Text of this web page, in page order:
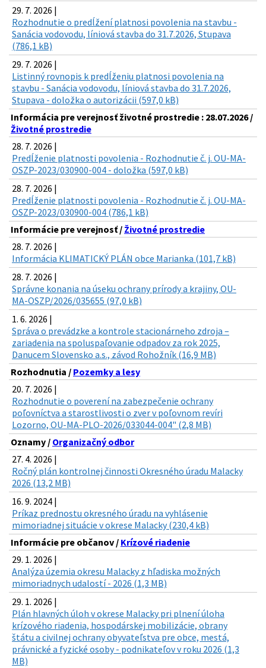
29. 7. 2026 |
Rozhodnutie o predĺžení platnosi povolenia na stavbu -
Sanácia vodovodu, líniová stavba do 31.7.2026, Stupava
(786,1 kB)
29. 7. 2026 |
Listinný rovnopis k predĺženiu platnosi povolenia na
stavbu - Sanácia vodovodu, líniová stavba do 31.7.2026,
Stupava - doložka o autorizácii (597,0 kB)
Informácia pre verejnosť životné prostredie : 28.07.2026 /
Životné prostredie
28. 7. 2026 |
Predĺženie platnosti povolenia - Rozhodnutie č. j. OU-MA-
OSZP-2023/030900-004 - doložka (597,0 kB)
28. 7. 2026 |
Predĺženie platnosti povolenia - Rozhodnutie č. j. OU-MA-
OSZP-2023/030900-004 (786,1 kB)
Informácie pre verejnosť / Životné prostredie
28. 7. 2026 |
Informácia KLIMATICKÝ PLÁN obce Marianka (101,7 kB)
28. 7. 2026 |
Správne konania na úseku ochrany prírody a krajiny, OU-
MA-OSZP/2026/035655 (97,0 kB)
1. 6. 2026 |
Správa o prevádzke a kontrole stacionárneho zdroja –
zariadenia na spoluspaľovanie odpadov za rok 2025,
Danucem Slovensko a.s., závod Rohožník (16,9 MB)
Rozhodnutia / Pozemky a lesy
20. 7. 2026 |
Rozhodnutie o poverení na zabezpečenie ochrany
poľovníctva a starostlivosti o zver v poľovnom revíri
Lozorno, OU-MA-PLO-2026/033044-004" (2,8 MB)
Oznamy / Organizačný odbor
27. 4. 2026 |
Ročný plán kontrolnej činnosti Okresného úradu Malacky
2026 (13,2 MB)
16. 9. 2024 |
Príkaz prednostu okresného úradu na vyhlásenie
mimoriadnej situácie v okrese Malacky (230,4 kB)
Informácie pre občanov / Krízové riadenie
29. 1. 2026 |
Analýza územia okresu Malacky z hľadiska možných
mimoriadnych udalostí - 2026 (1,3 MB)
29. 1. 2026 |
Plán hlavných úloh v okrese Malacky pri plnení úloha
krízového riadenia, hospodárskej mobilizácie, obrany
štátu a civilnej ochrany obyvateľstva pre obce, mestá,
právnické a fyzické osoby - podnikateľov v roku 2026 (1,3
MB)